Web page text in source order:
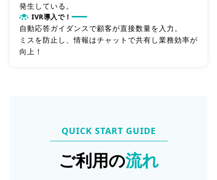
発生している。
IVR導入で！
自動応答ガイダンスで顧客が直接数量を入力。
ミスを防止し、情報はチャットで共有し業務効率が
向上！
QUICK START GUIDE
ご利用の流れ